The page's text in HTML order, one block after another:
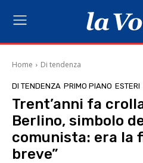
Home Di tendenza
DI TENDENZA PRIMO PIANO ESTERI
Trent’anni fa
Berlino, simbolo
comunista: era la
breve”